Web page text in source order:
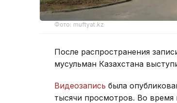
Фото: muftyat.kz
После распространения
мусульман Казахстана
Видеозапись была
тысячи просмотров. Во время